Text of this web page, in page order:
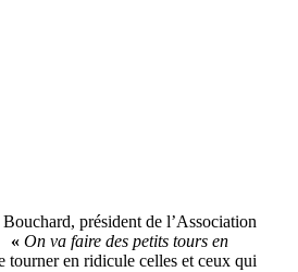
président de l’Association
« On va faire des petits tours en
tourner en ridicule celles et ceux qui